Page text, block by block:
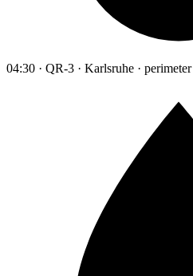
04:30 · QR-3 · Karlsruhe ·